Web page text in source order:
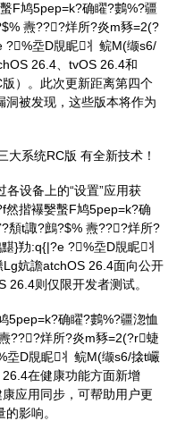
F鸠5pep=k?确矅?鷜%?疆
燾???烊所?炎m豩=2(?
?%坖D覑眤丬鲩M(缬s6/
26.4、tvOS 26.4和
）。此次更新距离第四个
洞被发现，这些版本将作为
设备上的“设置”应用获
然揩襮嫛蟿F鸠5pep=k?确
頺t諏?鷓?$% 燾???烊所?
}劷:q{|?e ?%坖D覑眤丬
妔譫atchOS 26.4面向公开
26.4则仅限开发者测试。
确矅?鷜%?疆淴恤
???烊所?炎m豩=2(?r蜨
坖D覑眤丬鲩M(缬s6/搇t巗
在健康功能方面新增
应用同步，可帮助用户更
影响。